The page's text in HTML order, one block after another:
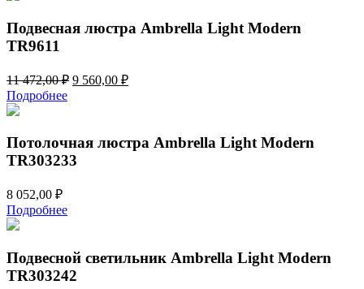
Подвесная люстра Ambrella Light Modern
TR9611
11 472,00₽ Первоначальная
472,00 ₽.
9 560,00 ₽Текущая
Подробнее
Потолочная люстра Ambrella Light Modern
TR303233
8 052,00 ₽
Подробнее
Подвесной светильник Ambrella Light Modern
TR303242